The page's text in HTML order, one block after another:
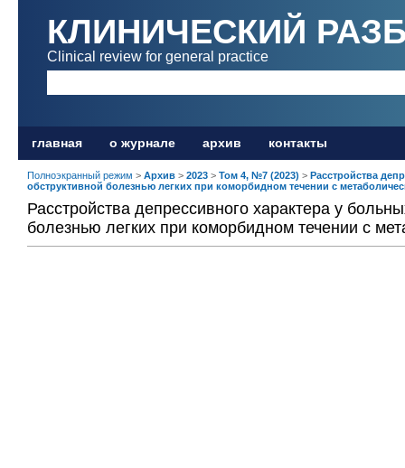
КЛИНИЧЕСКИЙ
Clinical review for general practice
главная о журнале архив контакты
Полноэкранный режим > Архив > 2023 > Том 4, №7 (2023) > Расстройства
обструктивной болезнью легких при коморбидном течении с
Расстройства депрессивного характера у
болезнью легких при коморбидном течении с